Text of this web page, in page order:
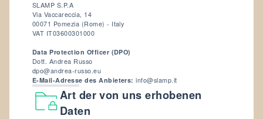
SLAMP S.P.A
Via Vaccareccia, 14
00071 Pomezia (Rome) - Italy
VAT IT03600301000
Data Protection Officer (DPO)
Dott. Andrea Russo
dpo@andrea-russo.eu
E-Mail-Adresse des Anbieters: info@slamp.it
Art der von uns erhobenen
Daten